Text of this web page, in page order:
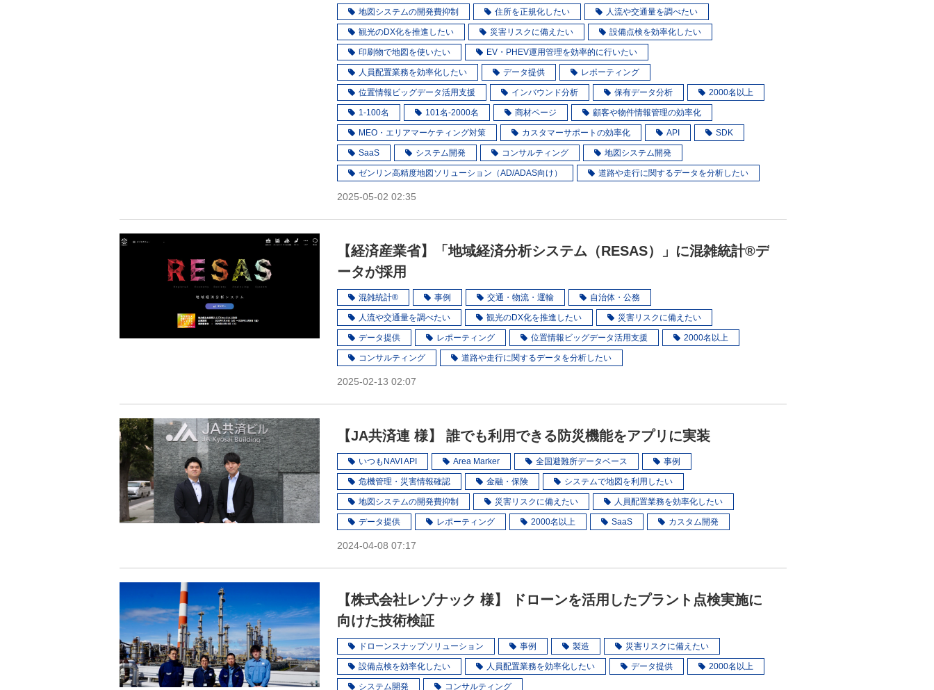
地図システムの開発費抑制 住所を正規化したい 人流や交通量を調べたい
観光のDX化を推進したい 災害リスクに備えたい 設備点検を効率化したい
印刷物で地図を使いたい EV・PHEV運用管理を効率的に行いたい
人員配置業務を効率化したい データ提供 レポーティング
位置情報ビッグデータ活用支援 インバウンド分析 保有データ分析 2000名以上
1-100名 101名-2000名 商材ページ 顧客や物件情報管理の効率化
MEO・エリアマーケティング対策 カスタマーサポートの効率化 API SDK
SaaS システム開発 コンサルティング 地図システム開発
ゼンリン高精度地図ソリューション（AD/ADAS向け） 道路や走行に関するデータを分析したい
2025-05-02 02:35
【経済産業省】「地域経済分析システム（RESAS）」に混雑統計®デ
ータが採用
混雑統計® 事例 交通・物流・運輸 自治体・公務
人流や交通量を調べたい 観光のDX化を推進したい 災害リスクに備えたい
データ提供 レポーティング 位置情報ビッグデータ活用支援 2000名以上
コンサルティング 道路や走行に関するデータを分析したい
2025-02-13 02:07
【JA共済連 様】 誰でも利用できる防災機能をアプリに実装
いつもNAVI API Area Marker 全国避難所データベース 事例
危機管理・災害情報確認 金融・保険 システムで地図を利用したい
地図システムの開発費抑制 災害リスクに備えたい 人員配置業務を効率化したい
データ提供 レポーティング 2000名以上 SaaS カスタム開発
2024-04-08 07:17
【株式会社レゾナック 様】 ドローンを活用したプラント点検実施に
向けた技術検証
ドローンスナップソリューション 事例 製造 災害リスクに備えたい
設備点検を効率化したい 人員配置業務を効率化したい データ提供 2000名以上
システム開発 コンサルティング